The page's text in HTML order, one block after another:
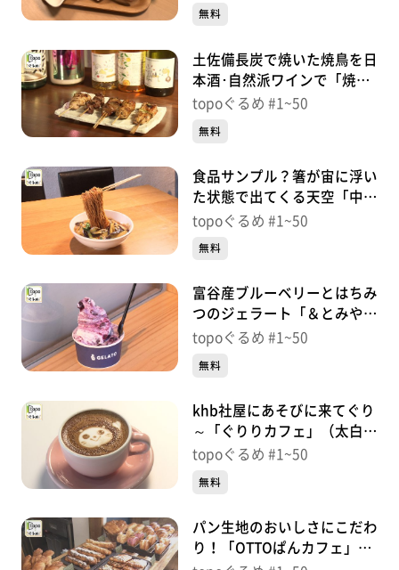
無料
土佐備長炭で焼いた焼鳥を日
本酒･自然派ワインで「焼鳥
まるみ」（青葉区国分町）＃
topoぐるめ #1~50
無料
食品サンプル？箸が宙に浮い
た状態で出てくる天空「中華
屋丹心」（富谷市富谷新町）
topoぐるめ #1~50
無料
富谷産ブルーベリーとはちみ
つのジェラート「＆とみやジ
ェラート」（富谷市富谷新
topoぐるめ #1~50
無料
khb社屋にあそびに来てぐり
～「ぐりりカフェ」（太白区
あすと長町）＃17【topoぐ
topoぐるめ #1~50
無料
パン生地のおいしさにこだわ
り！「OTTOぱんカフェ」